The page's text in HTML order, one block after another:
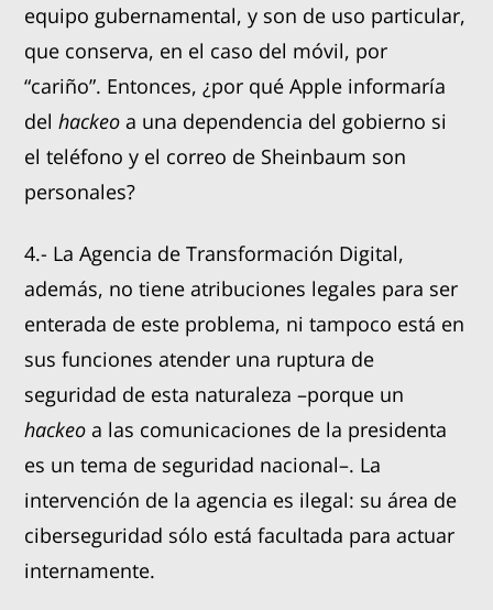
equipo gubernamental, y son de uso particular,
que conserva, en el caso del móvil, por
“cariño”. Entonces, ¿por qué Apple informaría
delhackeo a una dependencia del gobierno si
el teléfono y el correo de Sheinbaum son
personales?
4.- La Agencia de Transformación Digital,
además, no tiene atribuciones legales para ser
enterada de este problema, ni tampoco está en
sus funciones atender una ruptura de
seguridad de esta naturaleza –porque un
hackeo a las comunicaciones de la presidenta
es un tema de seguridad nacional–. La
intervención de la agencia es ilegal: su área de
ciberseguridad sólo está facultada para actuar
internamente.